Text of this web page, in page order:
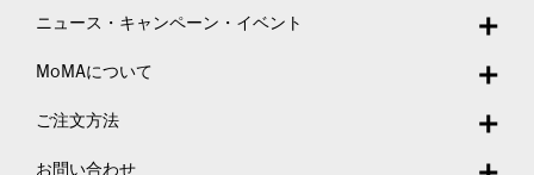
ニュース・キャンペーン・イベント
MoMAについて
ご注文方法
お問い合わせ